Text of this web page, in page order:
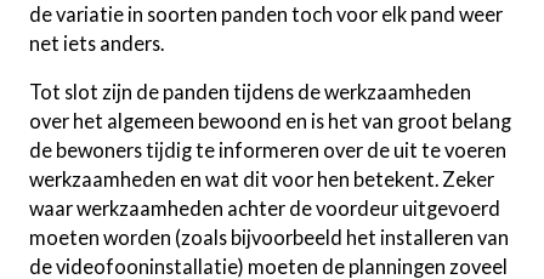
de variatie in soorten panden toch voor elk pand weer
net iets anders.
Tot slot zijn de panden tijdens de werkzaamheden
over het algemeen bewoond en is het van groot belang
de bewoners tijdig te informeren over de uit te voeren
werkzaamheden en wat dit voor hen betekent. Zeker
waar werkzaamheden achter de voordeur uitgevoerd
moeten worden (zoals bijvoorbeeld het installeren van
de videofooninstallatie) moeten de planningen zoveel